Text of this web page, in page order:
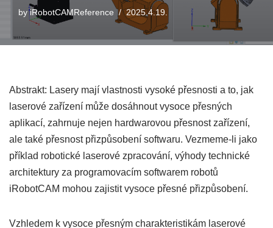
byiRobotCAMReference 2025.4.19.
Abstrakt: Lasery mají vlastnosti vysoké přesnosti a to, jak
laserové zařízení může dosáhnout vysoce přesných
aplikací, zahrnuje nejen hardwarovou přesnost zařízení,
ale také přesnost přizpůsobení softwaru. Vezmeme-li jako
příklad robotické laserové zpracování, výhody technické
architektury za programovacím softwarem robotů
iRobotCAM mohou zajistit vysoce přesné přizpůsobení.
Vzhledem k vysoce přesným charakteristikám laserové